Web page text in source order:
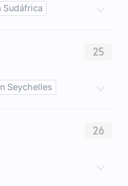
Sudáfrica
Seychelles
25
26